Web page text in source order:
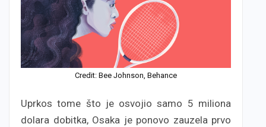
Credit: Bee Johnson, Behance
Uprkos tome što je osvojio samo 5 miliona
dolara dobitka, Osaka je ponovo zauzela prvo